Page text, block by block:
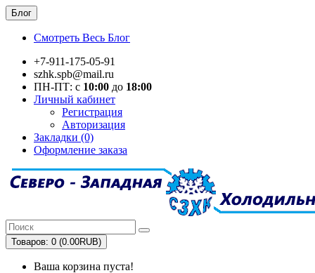
Блог
Смотреть Весь Блог
+7-911-175-05-91
szhk.spb@mail.ru
ПН-ПТ: с 10:00 до 18:00
Личный кабинет
Регистрация
Авторизация
Закладки (0)
Оформление заказа
Товаров: 0 (0.00RUB)
Ваша корзина пуста!